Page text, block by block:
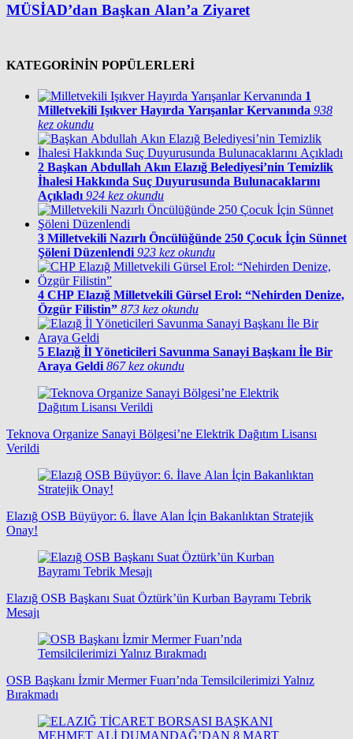
MÜSİAD’dan Başkan Alan’a Ziyaret
KATEGORİNİN POPÜLERLERİ
1
Milletvekili Işıkver Hayırda Yarışanlar Kervanında 938
kez okundu
2 Başkan Abdullah Akın Elazığ Belediyesi’nin Temizlik
İhalesi Hakkında Suç Duyurusunda Bulunacaklarını
Açıkladı 924 kez okundu
3 Milletvekili Nazırlı Öncülüğünde 250 Çocuk İçin Sünnet
Şöleni Düzenlendi 923 kez okundu
4 CHP Elazığ Milletvekili Gürsel Erol: “Nehirden Denize,
Özgür Filistin” 873 kez okundu
5 Elazığ İl Yöneticileri Savunma Sanayi Başkanı İle Bir
Araya Geldi 867 kez okundu
Teknova Organize Sanayi Bölgesi’ne Elektrik Dağıtım Lisansı
Verildi
Elazığ OSB Büyüyor: 6. İlave Alan İçin Bakanlıktan Stratejik
Onay!
Elazığ OSB Başkanı Suat Öztürk’ün Kurban Bayramı Tebrik
Mesajı
OSB Başkanı İzmir Mermer Fuarı’nda Temsilcilerimizi Yalnız
Bırakmadı